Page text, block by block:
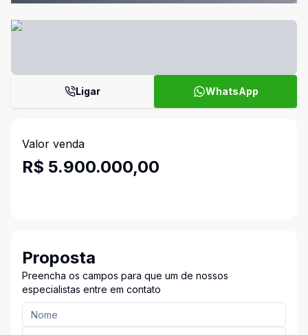
Ligar WhatsApp
Valor venda
R$ 5.900.000,00
Proposta
Preencha os campos para que um de nossos
especialistas entre em contato